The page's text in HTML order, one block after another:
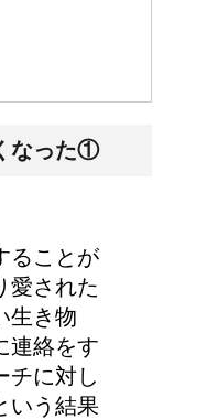
なった①
ることが
愛された
生き物
連絡をす
チに対し
いう結果